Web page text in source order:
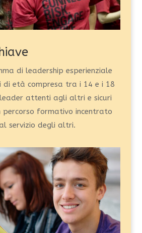
di leadership esperienziale
età compresa tra i 14 e i 18
attenti agli altri e sicuri
percorso formativo incentrato
servizio degli altri.